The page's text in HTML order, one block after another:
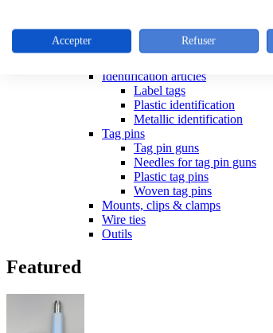
Colliers inox
Outillage colliers metalliques
Identification articles
Label tags
Plastic identification
Metallic identification
Tag pins
Tag pin guns
Needles for tag pin guns
Plastic tag pins
Woven tag pins
Mounts, clips & clamps
Wire ties
Outils
Featured
Accepter Refuser